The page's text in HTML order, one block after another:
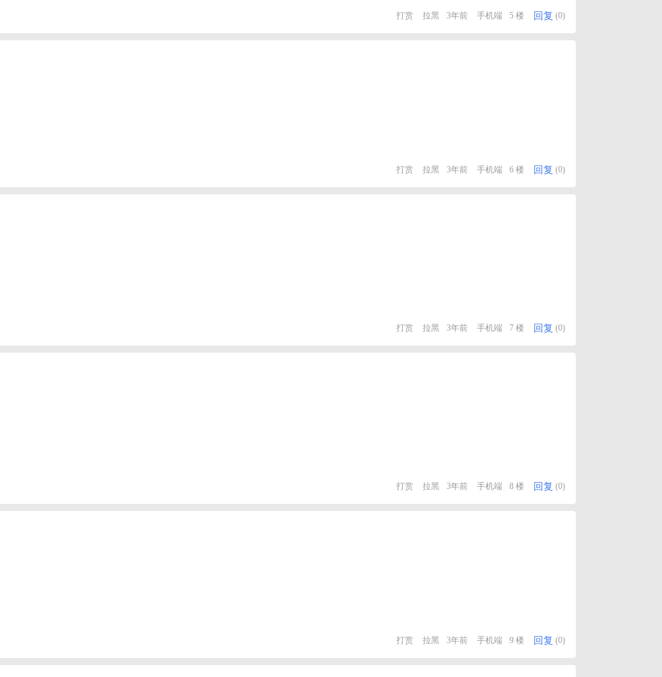
打赏 拉黑 3年前 手机端 5 楼 回复 (0)
打赏 拉黑 3年前 手机端 6 楼 回复 (0)
打赏 拉黑 3年前 手机端 7 楼 回复 (0)
打赏 拉黑 3年前 手机端 8 楼 回复 (0)
打赏 拉黑 3年前 手机端 9 楼 回复 (0)